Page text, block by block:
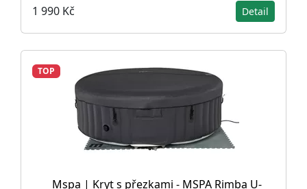
1 990 Kč Detail
TOP
Mspa | Kryt s přezkami - MSPA Rimba U-